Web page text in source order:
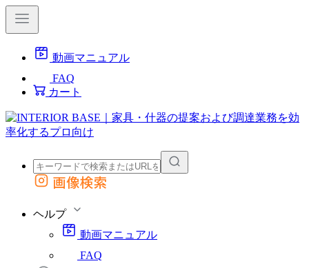
動画マニュアル
FAQ
カート
外部サイトの商品をカートに追加
画像検索
ヘルプ
動画マニュアル
FAQ